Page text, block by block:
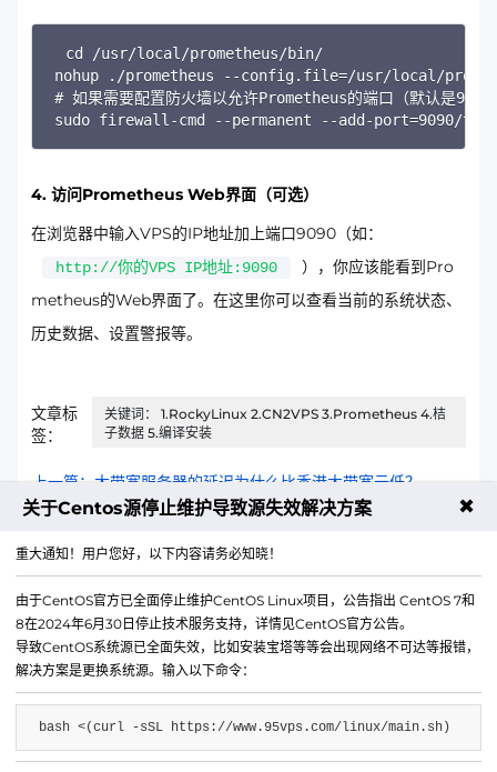
cd /usr/local/prometheus/bin/
nohup ./prometheus --config.file=/usr/local/prometheus/
# 如果需要配置防火墙以允许Prometheus的端口（默认是9090
sudo firewall-cmd --permanent --add-port=9090/tcp --
4. 访问Prometheus Web界面（可选）
在浏览器中输入VPS的IP地址加上端口9090（如：
http://你的VPS IP地址:9090
），你应该能看到Pro
metheus的Web界面了。在这里你可以查看当前的系统状态、
历史数据、设置警报等。
文章标
签：
关键词： 1.RockyLinux 2.CN2VPS 3.Prometheus 4.桔
子数据 5.编译安装
上一篇：大带宽服务器的延迟为什么比香港大带宽云低？
关于Centos源停止维护导致源失效解决方案 ✖
重大通知！用户您好，以下内容请务必知晓！
由于CentOS官方已全面停止维护CentOS Linux项目，公告指出 CentOS 7和
8在2024年6月30日停止技术服务支持，详情见CentOS官方公告。
导致CentOS系统源已全面失效，比如安装宝塔等等会出现网络不可达等报错，
解决方案是更换系统源。输入以下命令：
bash <(curl -sSL https://www.95vps.com/linux/main.sh)